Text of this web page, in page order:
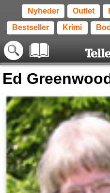
Nyheder Outlet
Bestseller Krimi
Ed